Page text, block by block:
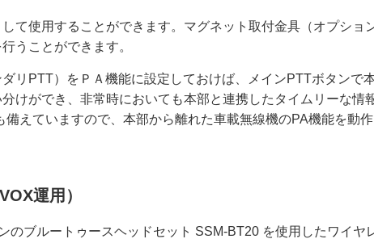
て使用することができます。マグネット取付金具（オプショ
うことができます。
リPTT）をＰＡ機能に設定しておけば、メインPTTボタンで
けができ、非常時においても本部と連携したタイムリーな情
えていますので、本部から離れた車載無線機のPA機能を動
運用）
のブルートゥースヘッドセット SSM-BT20 を使用したワイヤ